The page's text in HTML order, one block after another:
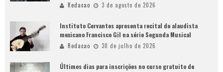
Redacao 3 de agosto de 2026
Instituto Cervantes apresenta recital do alaudista
mexicano Francisco Gil na série Segunda Musical
Redacao 30 de julho de 2026
Últimos dias para inscrições no curso gratuito de